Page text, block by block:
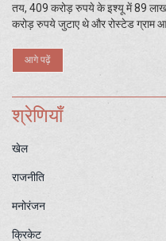
तय, 409 करोड़ रुपये के इश्यू में 89
करोड़ रुपये जुटाए थे और रोस्टेड ग्राम
आगे पढ़ें
श्रेणियाँ
खेल
राजनीति
मनोरंजन
क्रिकेट